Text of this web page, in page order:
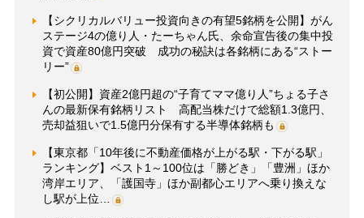
【シクリカルバリュー投資向きの有望5銘柄を公開】がん
ステージ4の億り人・たーちゃん氏、余命宣告後の集中投
資で資産80億円突破 成功の秘訣は各銘柄にある“ストー
リー”
【初公開】資産2億円超の“子育てママ億り人”ちょる子さ
んの最新保有銘柄リスト 高配当株だけで総額1.3億円、
売却益狙いで1.5億円分保有する半導体銘柄も
【東京都「10年後に不動産価格が上がる駅・下がる駅」
ランキング】ベスト1～100位は「勝どき」「豊洲」ほか
湾岸エリア、「護国寺」ほか副都心エリアへ乗り換えな
し駅が上位…